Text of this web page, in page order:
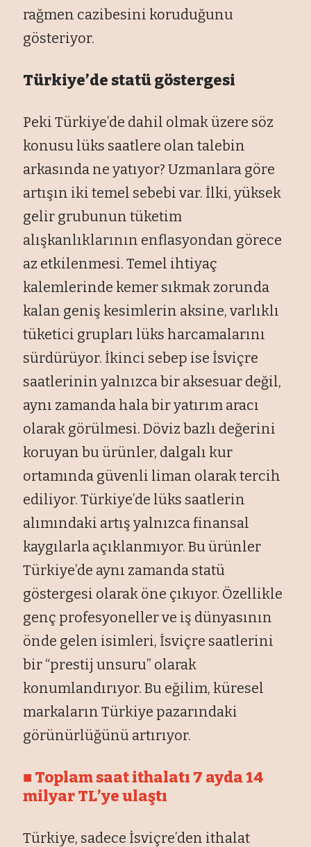
rağmen cazibesini koruduğunu
gösteriyor.
Türkiye’de statü göstergesi
Peki Türkiye’de dahil olmak üzere söz
konusu lüks saatlere olan talebin
arkasında ne yatıyor? Uzmanlara göre
artışın iki temel sebebi var. İlki, yüksek
gelir grubunun tüketim
alışkanlıklarının enflasyondan görece
az etkilenmesi. Temel ihtiyaç
kalemlerinde kemer sıkmak zorunda
kalan geniş kesimlerin aksine, varlıklı
tüketici grupları lüks harcamalarını
sürdürüyor. İkinci sebep ise İsviçre
saatlerinin yalnızca bir aksesuar değil,
aynı zamanda hala bir yatırım aracı
olarak görülmesi. Döviz bazlı değerini
koruyan bu ürünler, dalgalı kur
ortamında güvenli liman olarak tercih
ediliyor. Türkiye’de lüks saatlerin
alımındaki artış yalnızca finansal
kaygılarla açıklanmıyor. Bu ürünler
Türkiye’de aynı zamanda statü
göstergesi olarak öne çıkıyor. Özellikle
genç profesyoneller ve iş dünyasının
önde gelen isimleri, İsviçre saatlerini
bir “prestij unsuru” olarak
konumlandırıyor. Bu eğilim, küresel
markaların Türkiye pazarındaki
görünürlüğünü artırıyor.
■ Toplam saat ithalatı 7 ayda 14
milyar TL’ye ulaştı
Türkiye, sadece İsviçre’den ithalat